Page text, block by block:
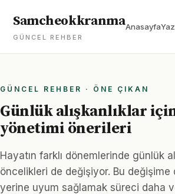
Samcheokkranma
GÜNCEL REHBER
Anasayfa
GÜNCEL REHBER · ÖNE ÇIKAN
Günlük alışkanlıklar
yönetimi önerileri
Hayatın farklı dönemlerinde günlük
öncelikleri de değişiyor. Bu
yerine uyum sağlamak süreci daha